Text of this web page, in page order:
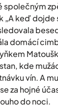
společným
„A keď dojde
domácí
kde
vín. A
za hojné
do noci.